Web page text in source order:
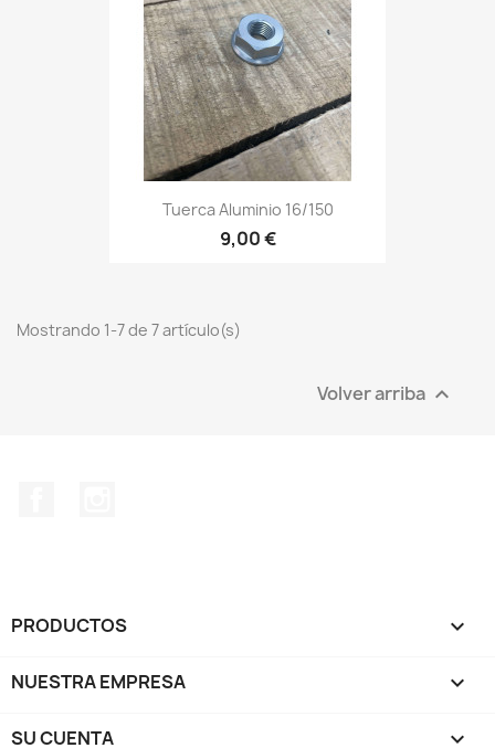
Tuerca Aluminio 16/150
9,00 €
Mostrando 1-7 de 7 artículo(s)
Volver arriba 
PRODUCTOS 
NUESTRA EMPRESA 
SU CUENTA 